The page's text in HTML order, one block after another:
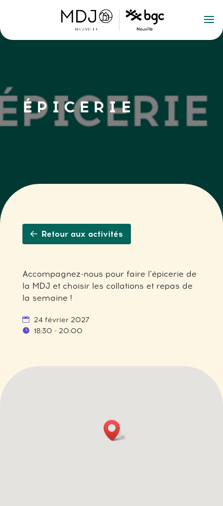
ÉPICERIE
Retour aux activités
Accompagnez-nous pour faire l’épicerie de
la MDJ et choisir les collations et repas de
la semaine !
24 février 2027
18:30 - 20:00